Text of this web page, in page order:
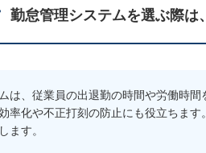
勤怠管理システムを選ぶ際は
は、従業員の出退勤の時間や労働時
率化や不正打刻の防止にも役立ちま
ます。